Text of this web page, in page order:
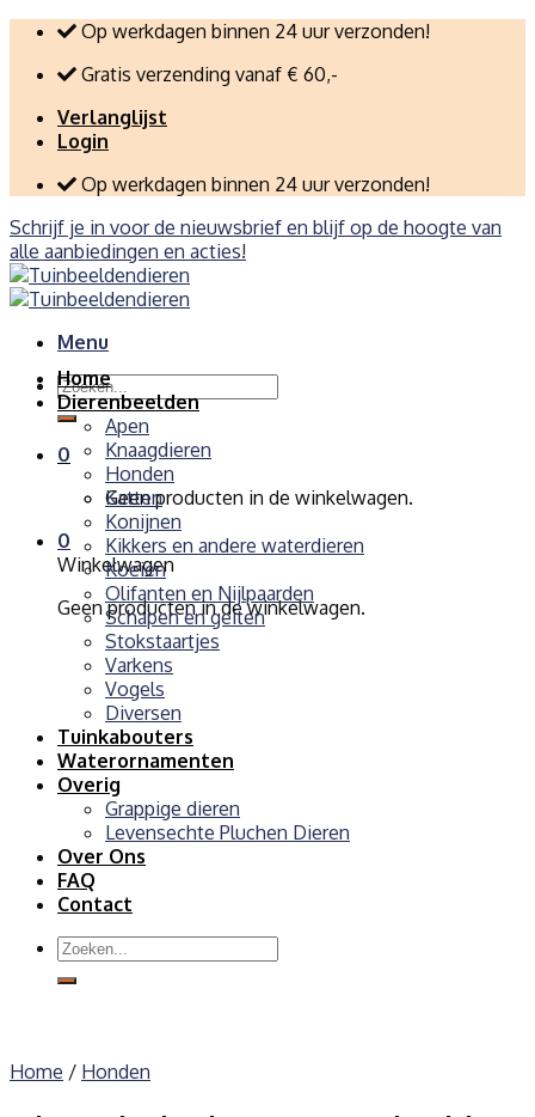
Skip
content
Op werkdagen binnen 24 uur verzonden!
Gratis verzending vanaf € 60,-
Verlanglijst
Login
Op werkdagen binnen 24 uur verzonden!
Schrijf je in voor de nieuwsbrief en blijf op de hoogte van
alle aanbiedingen en acties!
Menu
Zoeken
naar:
0
Geen producten in de winkelwagen.
0
Winkelwagen
Geen producten in de winkelwagen.
Home
Dierenbeelden
Apen
Knaagdieren
Honden
Katten
Konijnen
Kikkers en andere waterdieren
Koeien
Olifanten en Nijlpaarden
Schapen en geiten
Stokstaartjes
Varkens
Vogels
Diversen
Tuinkabouters
Waterornamenten
Overig
Grappige dieren
Levensechte Pluchen Dieren
Over Ons
FAQ
Contact
Zoeken
Home / Honden